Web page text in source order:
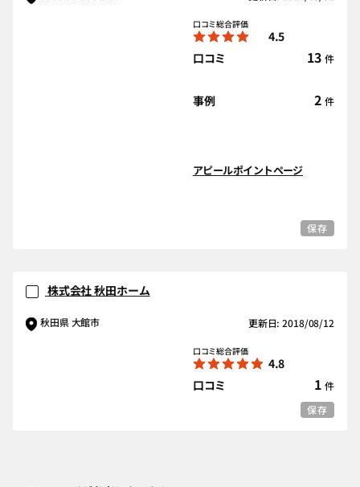
口コミ総合評価
4.5
口コミ
13 件
事例 2 件
アピールポイントページ
保存
株式会社 秋田ホーム
秋田県 大館市 更新日: 2018/08/12
口コミ総合評価
4.8
口コミ
1 件
保存